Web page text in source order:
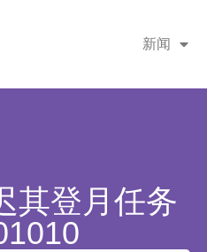
新闻
其登月任务